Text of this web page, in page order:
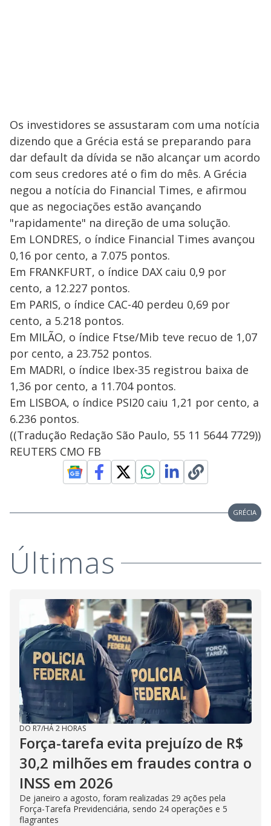
Os investidores se assustaram com uma notícia
dizendo que a Grécia está se preparando para
dar default da dívida se não alcançar um acordo
com seus credores até o fim do mês. A Grécia
negou a notícia do Financial Times, e afirmou
que as negociações estão avançando
"rapidamente" na direção de uma solução.
Em LONDRES, o índice Financial Times avançou
0,16 por cento, a 7.075 pontos.
Em FRANKFURT, o índice DAX caiu 0,9 por
cento, a 12.227 pontos.
Em PARIS, o índice CAC-40 perdeu 0,69 por
cento, a 5.218 pontos.
Em MILÃO, o índice Ftse/Mib teve recuo de 1,07
por cento, a 23.752 pontos.
Em MADRI, o índice Ibex-35 registrou baixa de
1,36 por cento, a 11.704 pontos.
Em LISBOA, o índice PSI20 caiu 1,21 por cento, a
6.236 pontos.
((Tradução Redação São Paulo, 55 11 5644 7729))
REUTERS CMO FB
GRÉCIA
Últimas
DO R7/HÁ 2 HORAS
Força-tarefa evita prejuízo de R$
30,2 milhões em fraudes contra o
INSS em 2026
De janeiro a agosto, foram realizadas 29 ações pela
Força-Tarefa Previdenciária, sendo 24 operações e 5
flagrantes